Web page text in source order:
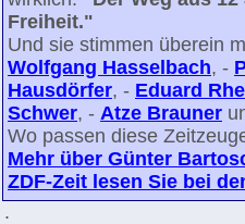
Freiheit."
Und sie stimmen überein
Wolfgang Hasselbach, -
Hausdörfer, - Eduard
Schwer, - Atze Brauner
Wo passen diese
Mehr über Günter
ZDF-Zeit lesen Sie bei
.